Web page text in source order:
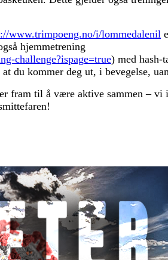
www.trimpoeng.no/i/lommedalenil
hjemmetrening
challenge?ispage=true) med hash-
kommer deg ut, i bevegelse,
fram til å være aktive sammen –